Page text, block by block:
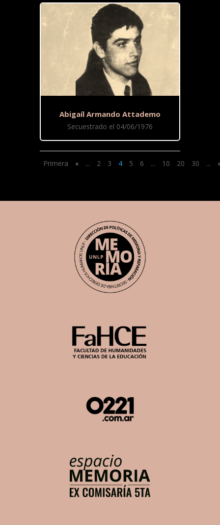
Abigaíl Armando Attademo
Secuestrado el 04/06/1976
Primera « ... 2 3 4 5 6 ... 10 20 30 ...